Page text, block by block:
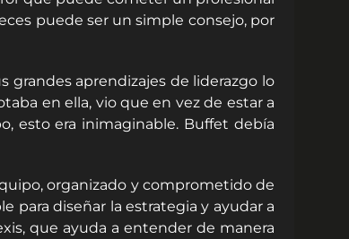
puede ser un simple consejo, por
grandes aprendizajes de liderazgo lo
en ella, vio que en vez de estar a
esto era inimaginable. Buffet debía
organizado y comprometido de
para diseñar la estrategia y ayudar a
que ayuda a entender de manera